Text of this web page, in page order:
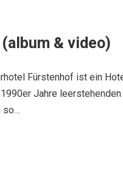
& video)
Fürstenhof ist ein
Jahre
so…